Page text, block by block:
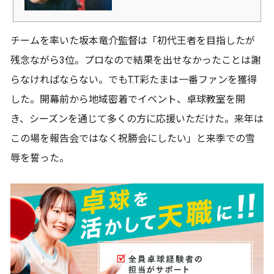
チームを率いた坂本竜介監督は「初代王者を目指したが
残念ながら3位。プロなので結果を出せなかったことは謝
らなければならない。でもT.T彩たまは一番ファンを獲得
した。開幕前から地域密着でイベント、卓球教室を開
き、シーズンを通じて多くの方に応援いただけた。来年は
この場を報告会ではなく祝勝会にしたい」と来季での雪
辱を誓った。